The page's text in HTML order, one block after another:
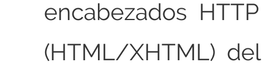
encabezados
(HTML/XHTML)